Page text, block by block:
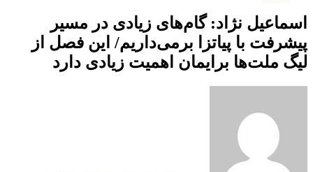
اسماعیل نژاد: گام‌های زیادی در مسیر
پیشرفت با پیاتزا برمی‌داریم/ این فصل از
لیگ ملت‌ها برایمان اهمیت زیادی دارد